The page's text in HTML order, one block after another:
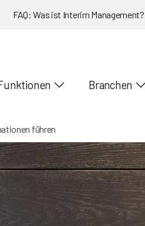
FAQ: Was ist Interim Management?
Branchen
führen